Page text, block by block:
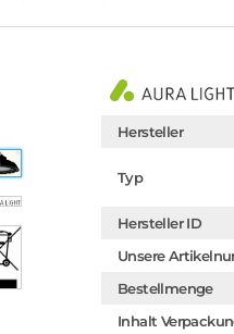
Hersteller
Typ
Hersteller ID
Unsere
Bestellmenge
Inhalt